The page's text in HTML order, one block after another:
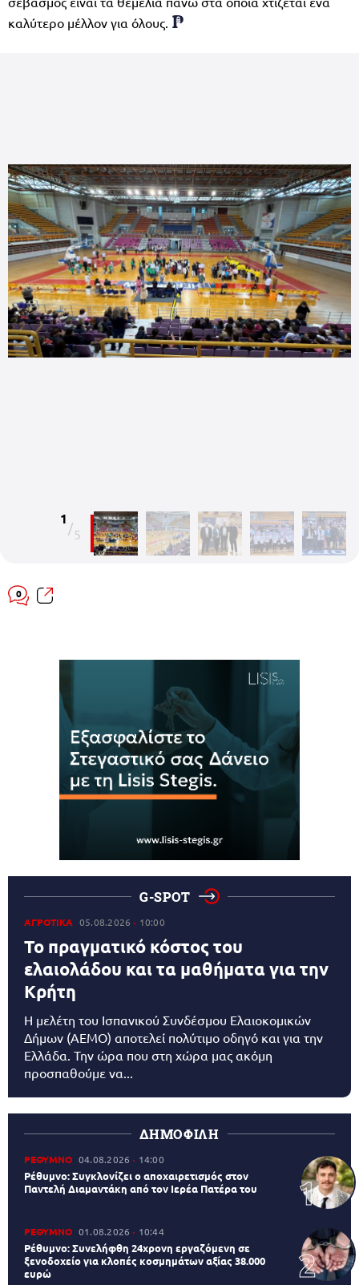
καλύτερο μέλλον για όλους.
1
/5
0
G-SPOT
ΑΓΡΟΤΙΚΑ 05.08.2026 10:00
Το πραγματικό κόστος του
ελαιολάδου και τα μαθήματα για την
Κρήτη
Η μελέτη του Ισπανικού Συνδέσμου Ελαιοκομικών
Δήμων (AEMO) αποτελεί πολύτιμο οδηγό και για την
Ελλάδα. Την ώρα που στη χώρα μας ακόμη
προσπαθούμε να...
ΔΗΜΟΦΙΛΗ
ΡΕΘΥΜΝΟ 04.08.2026 14:00
Ρέθυμνο: Συγκλονίζει ο αποχαιρετισμός στον
Παντελή Διαμαντάκη από τον Ιερέα Πατέρα του
ΡΕΘΥΜΝΟ 01.08.2026 10:44
Ρέθυμνο: Συνελήφθη 24χρονη εργαζόμενη σε
ξενοδοχείο για κλοπές κοσμημάτων αξίας 38.000
ευρώ